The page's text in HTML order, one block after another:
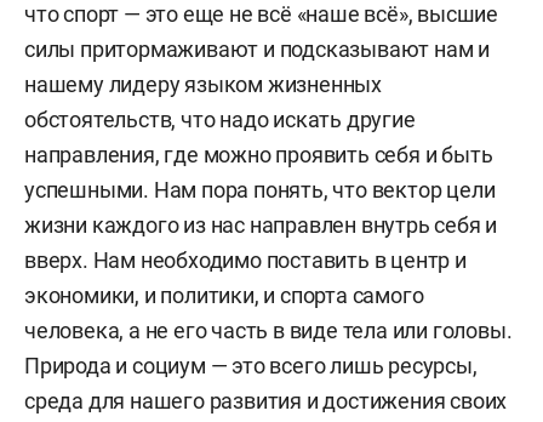
что спорт — это еще не всё «наше всё», высшие
силы притормаживают и подсказывают нам и
нашему лидеру языком жизненных
обстоятельств, что надо искать другие
направления, где можно проявить себя и быть
успешными. Нам пора понять, что вектор цели
жизни каждого из нас направлен внутрь себя и
вверх. Нам необходимо поставить в центр и
экономики, и политики, и спорта самого
человека, а не его часть в виде тела или головы.
Природа и социум — это всего лишь ресурсы,
среда для нашего развития и достижения своих